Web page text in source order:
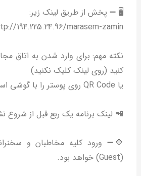
🖥️ ➖ پخش از طریق لینک زیر:
194.225.24.96/marasem-zamin
نکته مهم: برای وارد شدن به اتاق
کنید (روی لینک کلیک نکنید)
یا QR Code روی پوستر را با گوشی اسکن کنید.
📲 لینک برنامه یک ربع قبل از
🔷➖ ورود کلیه مخاطبان و
(Guest) خواهد بود.